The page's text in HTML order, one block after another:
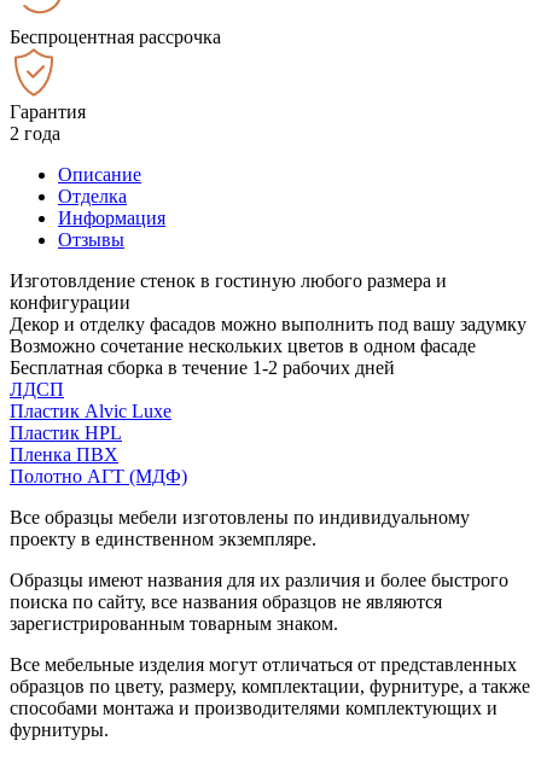
Беспроцентная рассрочка
Гарантия
2 года
Описание
Отделка
Информация
Отзывы
Изготовлдение стенок в гостиную любого размера и
конфигурации
Декор и отделку фасадов можно выполнить под вашу задумку
Возможно сочетание нескольких цветов в одном фасаде
Бесплатная сборка в течение 1-2 рабочих дней
ЛДСП
Пластик Alvic Luxe
Пластик HPL
Пленка ПВХ
Полотно АГТ (МДФ)
Все образцы мебели изготовлены по индивидуальному
проекту в единственном экземпляре.
Образцы имеют названия для их различия и более быстрого
поиска по сайту, все названия образцов не являются
зарегистрированным товарным знаком.
Все мебельные изделия могут отличаться от представленных
образцов по цвету, размеру, комплектации, фурнитуре, а также
способами монтажа и производителями комплектующих и
фурнитуры.